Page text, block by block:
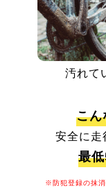
汚れて
こん
安全に走
最
※防犯登録の抹消